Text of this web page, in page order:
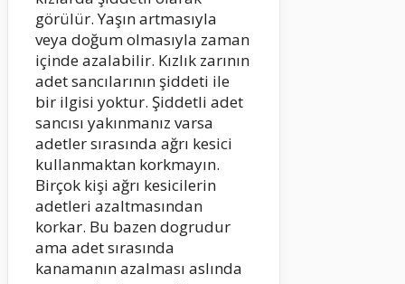
görülür. Yaşın artmasıyla
veya doğum olmasıyla zaman
içinde azalabilir. Kızlık zarının
adet sancılarının şiddeti ile
bir ilgisi yoktur. Şiddetli adet
sancısı yakınmanız varsa
adetler sırasında ağrı kesici
kullanmaktan korkmayın.
Birçok kişi ağrı kesicilerin
adetleri azaltmasından
korkar. Bu bazen dogrudur
ama adet sırasında
kanamanın azalması aslında